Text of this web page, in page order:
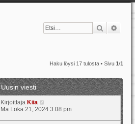
Etsi
Haku löysi 17 tulosta • Sivu1/1
Uusin viesti
Kirjoittaja Kiia
Ma Loka 21, 2024 3:08 pm